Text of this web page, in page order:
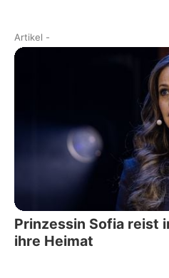
Artikel -
Prinzessin Sofia reist
ihre Heimat